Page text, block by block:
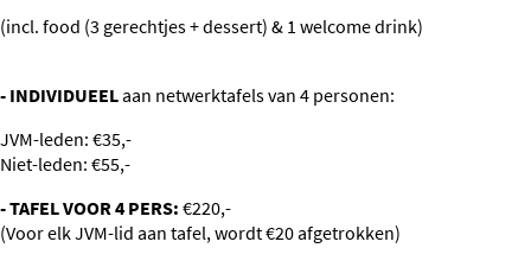
(incl. food (3 gerechtjes + dessert) & 1 welcome drink)
- INDIVIDUEELaan netwerktafels van 4 personen:
JVM-leden: €35,-
Niet-leden: €55,-
- TAFEL VOOR 4 PERS: €220,-
(Voor elk JVM-lid aan tafel, wordt €20 afgetrokken)